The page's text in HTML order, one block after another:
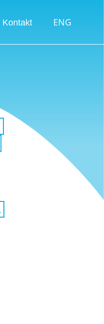
Kontakt ENG